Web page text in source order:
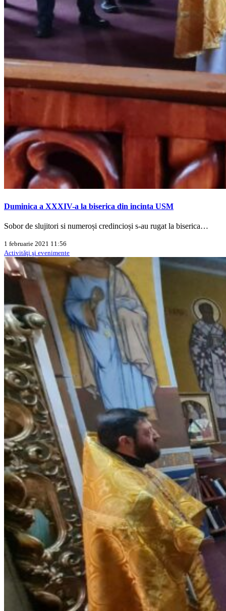
Duminica a XXXIV-a la biserica din incinta USM
Sobor de slujitori si numeroși credincioși s-au rugat la biserica…
1 februarie 2021 11:56
Activităţi şi evenimente